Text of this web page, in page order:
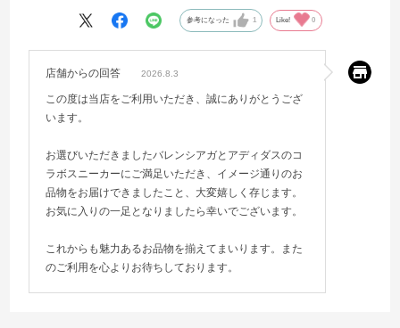
参考になった 1 Like! 0
店舗からの回答 2026.8.3
この度は当店をご利用いただき、誠にありがとうござ
います。
お選びいただきましたバレンシアガとアディダスのコ
ラボスニーカーにご満足いただき、イメージ通りのお
品物をお届けできましたこと、大変嬉しく存じます。
お気に入りの一足となりましたら幸いでございます。
これからも魅力あるお品物を揃えてまいります。また
のご利用を心よりお待ちしております。